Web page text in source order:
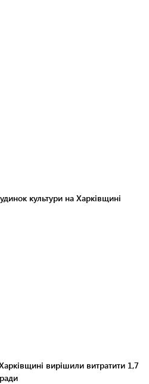
культури на Харківщині
вирішили витратити 1,7